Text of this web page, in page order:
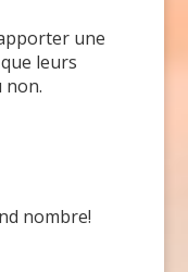
une
leurs
non.
nombre!